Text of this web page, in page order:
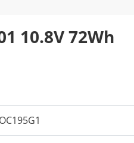
10.8V 72Wh